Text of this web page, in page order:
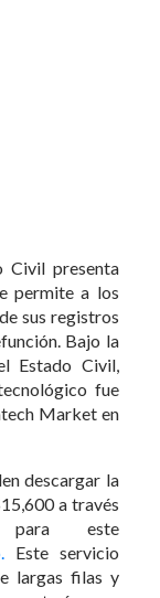
Civil presenta
permite a los
sus registros
Bajo la
Estado Civil,
fue
Market en
descargar la
a través
este
Este servicio
largas filas y